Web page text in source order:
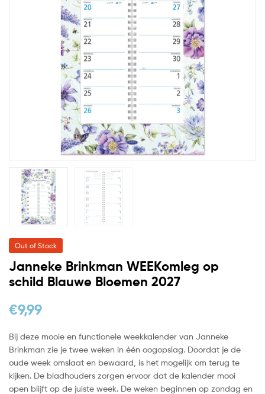
Out of Stock
Janneke Brinkman WEEKomleg op
schild Blauwe Bloemen 2027
€9,99
Bij deze mooie en functionele weekkalender van Janneke
Brinkman zie je twee weken in één oogopslag. Doordat je de
oude week omslaat en bewaard, is het mogelijk om terug te
kijken. De bladhouders zorgen ervoor dat de kalender mooi
open blijft op de juiste week. De weken beginnen op zondag en